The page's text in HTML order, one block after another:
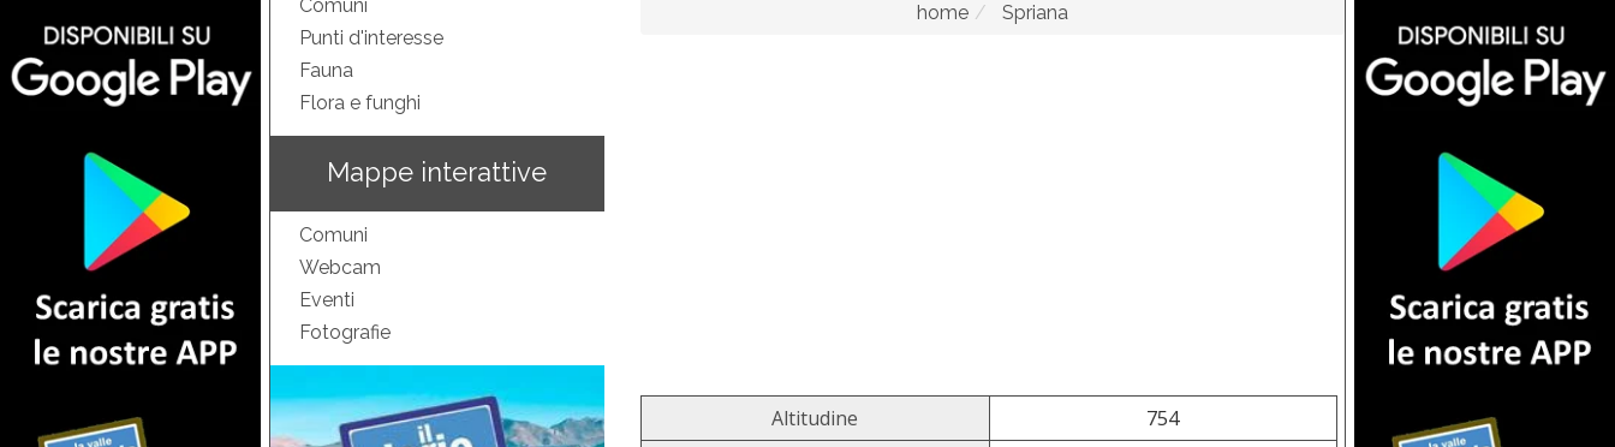
Comuni
Punti d'interesse
Fauna
Flora e funghi
Mappe interattive
Comuni
Webcam
Eventi
Fotografie
home Spriana
Altitudine
754